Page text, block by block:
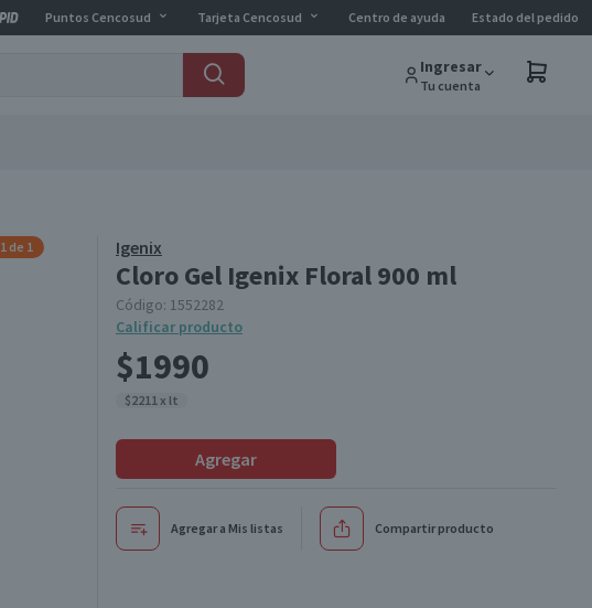
Puntos Cencosud Tarjeta Cencosud Centro de ayuda Estado del pedido
Ingresar
Tu cuenta
Igenix
Cloro Gel Igenix Floral 900 ml
Código: 1552282
Calificar producto
$1990
$2211 x lt
Agregar
Agregar a Mis listas Compartir producto
1 de 1